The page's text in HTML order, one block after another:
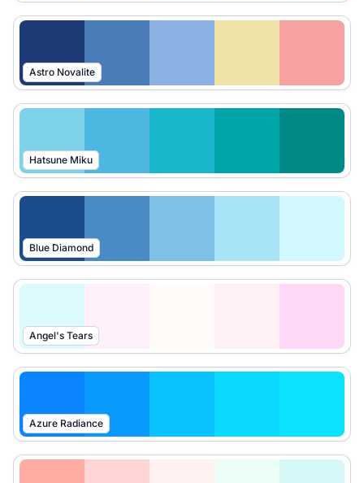
Astro Novalite
Hatsune Miku
Blue Diamond
Angel's Tears
Azure Radiance